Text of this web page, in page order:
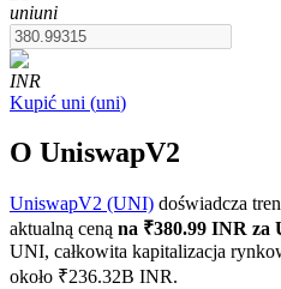
Kontrakty terminowe COIN-
Kontrakty terminowe na
uniuni
INR
Kupić uni (uni)
O UniswapV2
UniswapV2 (UNI) doświadcza
aktualną ceną na ₹380.99 INR za
UNI, całkowita kapitalizacja
około ₹236.32B INR.